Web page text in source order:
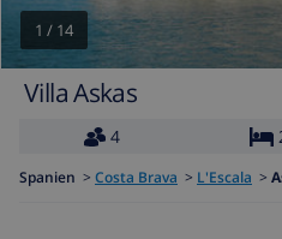
1 / 14
Villa Askas
4
Spanien > Costa Brava > L'Escala >